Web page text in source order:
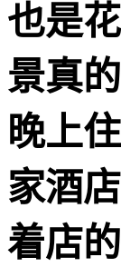
也是
景真
晚上
家酒
着店